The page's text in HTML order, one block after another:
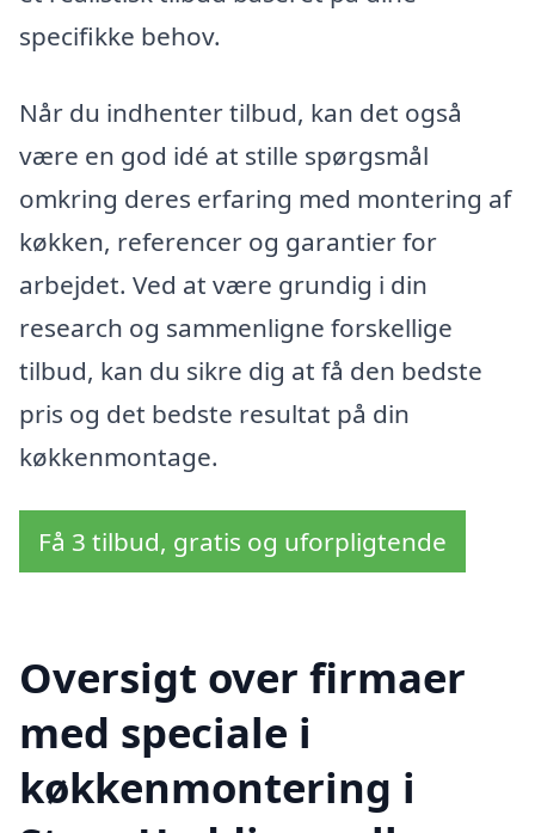
specifikke behov.
Når du indhenter tilbud, kan det også
være en god idé at stille spørgsmål
omkring deres erfaring med montering af
køkken, referencer og garantier for
arbejdet. Ved at være grundig i din
research og sammenligne forskellige
tilbud, kan du sikre dig at få den bedste
pris og det bedste resultat på din
køkkenmontage.
Få 3 tilbud, gratis og uforpligtende
Oversigt over firmaer
med speciale i
køkkenmontering i